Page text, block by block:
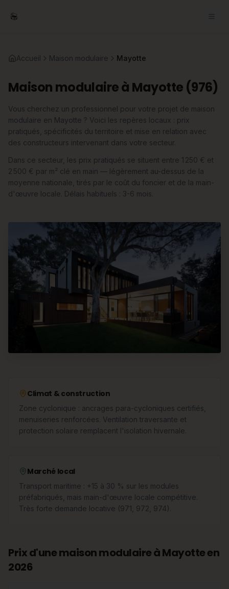
Accueil Maison modulaire Mayotte
Maison modulaire à Mayotte (976)
Vous cherchez un professionnel pour votre projet de maison
modulaire en Mayotte ? Voici les repères locaux : prix
pratiqués, spécificités du territoire et mise en relation avec
des constructeurs intervenant dans votre secteur.
Dans ce secteur, les prix pratiqués se situent entre 1 250 € et
2 500 € par m² clé en main — légèrement au-dessus de la
moyenne nationale, tirés par le coût du foncier et de la main-
d'œuvre locale. Délais habituels : 3-6 mois.
Climat & construction
Zone cyclonique : ancrages para-cycloniques certifiés,
menuiseries renforcées. Ventilation traversante et
protection solaire remplacent l'isolation hivernale.
Marché local
Transport maritime : +15 à 30 % sur les modules
préfabriqués, mais main-d'œuvre locale compétitive.
Très forte demande locative (971, 972, 974).
Prix d'une maison modulaire à Mayotte en
2026